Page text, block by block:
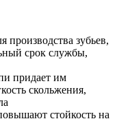
производства зубьев,
срок службы,
придает им
скольжения,
стойкость на